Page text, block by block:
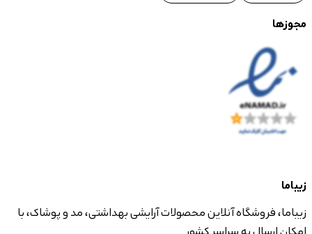
مجوزها
زیباما
زیباما، فروشگاه آنلاین محصولات آرایشی بهداشتی، مد و پوشاک، با